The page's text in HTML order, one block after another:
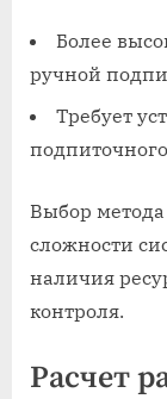
Более
ручной
Требует
Выбор
сложности
наличия
контроля.
Расчет